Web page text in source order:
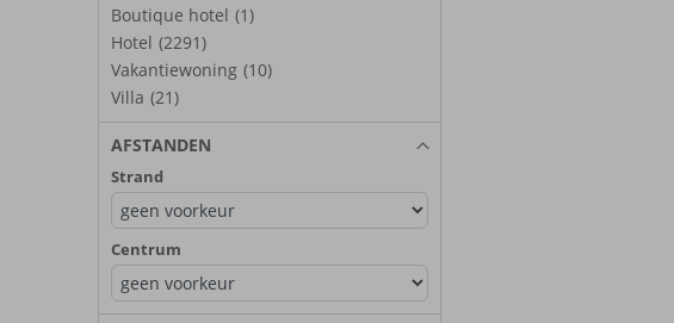
Boutique hotel (1)
Hotel (2291)
Vakantiewoning (10)
Villa (21)
AFSTANDEN
Strand
Centrum